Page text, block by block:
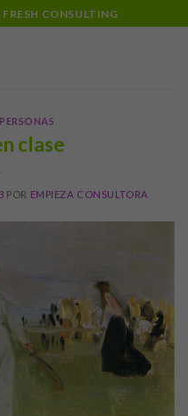
CONSULTING
PERSONAS
clase
POR EMPIEZA CONSULTORA